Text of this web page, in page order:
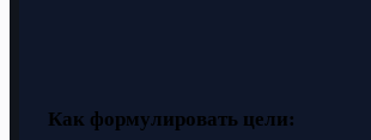
Как формулировать цели: